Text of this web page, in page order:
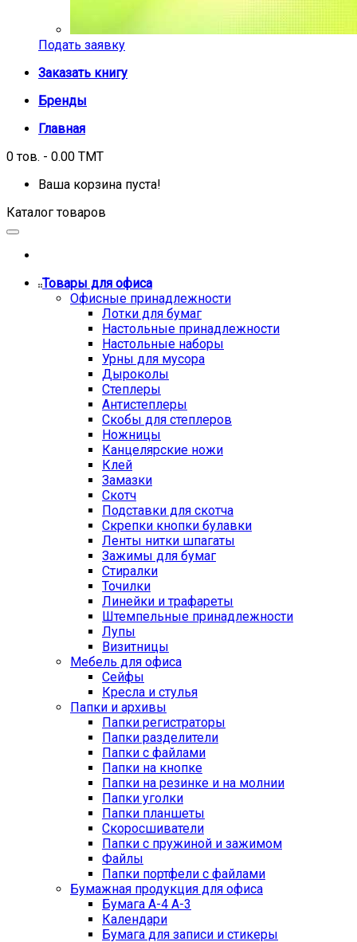
Подать заявку
Заказать книгу
Бренды
Главная
0 тов. - 0.00 TMT
Ваша корзина пуста!
Каталог товаров
Товары для офиса
Офисные принадлежности
Лотки для бумаг
Настольные принадлежности
Настольные наборы
Урны для мусора
Дыроколы
Степлеры
Антистеплеры
Скобы для степлеров
Ножницы
Канцелярские ножи
Клей
Замазки
Скотч
Подставки для скотча
Скрепки кнопки булавки
Ленты нитки шпагаты
Зажимы для бумаг
Стиралки
Точилки
Линейки и трафареты
Штемпельные принадлежности
Лупы
Визитницы
Мебель для офиса
Сейфы
Кресла и стулья
Папки и архивы
Папки регистраторы
Папки разделители
Папки с файлами
Папки на кнопке
Папки на резинке и на молнии
Папки уголки
Папки планшеты
Скоросшиватели
Папки с пружиной и зажимом
Файлы
Папки портфели с файлами
Бумажная продукция для офиса
Бумага А-4 А-3
Календари
Бумага для записи и стикеры